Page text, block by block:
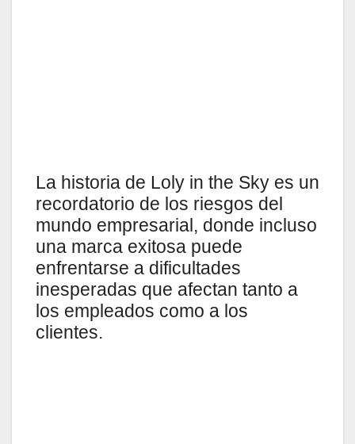
La historia de Loly in the Sky es un
recordatorio de los riesgos del
mundo empresarial, donde incluso
una marca exitosa puede
enfrentarse a dificultades
inesperadas que afectan tanto a
los empleados como a los
clientes.